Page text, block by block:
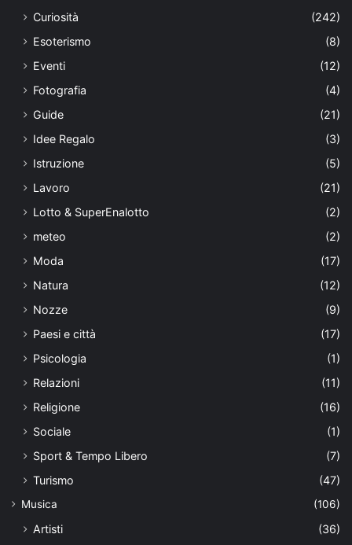
Curiosità
(242)
Esoterismo
(8)
Eventi
(12)
Fotografia
(4)
Guide
(21)
Idee Regalo
(3)
Istruzione
(5)
Lavoro
(21)
Lotto & SuperEnalotto
(2)
meteo
(2)
Moda
(17)
Natura
(12)
Nozze
(9)
Paesi e città
(17)
Psicologia
(1)
Relazioni
(11)
Religione
(16)
Sociale
(1)
Sport & Tempo Libero
(7)
Turismo
(47)
Musica (106)
Artisti
(36)